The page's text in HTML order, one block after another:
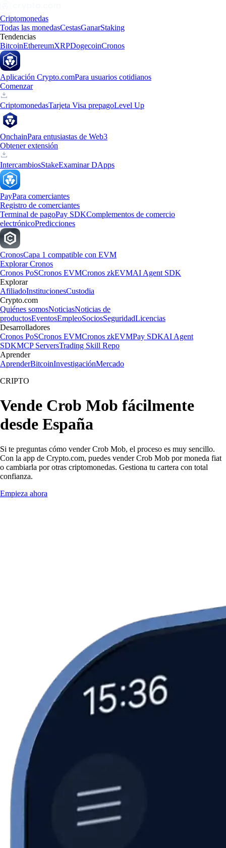
Criptomonedas
Todas las monedasCestasGanarStaking
Tendencias
BitcoinEthereumXRPDogecoinCronos
Aplicación Crypto.comPara usuarios cotidianos
Comenzar
CriptomonedasTarjeta Visa prepagoLevel Up
OnchainPara entusiastas de Web3
Obtener extensión
IntercambiosStakeExaminar DApps
PayPara comerciantes
Registro de comerciantes
Terminal de pagoPay SDKComplementos de comercio
electrónicoPredicciones
CronosCapa 1 compatible con EVM
Explorar Cronos
Cronos PoSCronos EVMCronos zkEVMAI Agent SDK
Explorar
AfiliadoInstitucionesCustodia
Crypto.com
Quiénes somosNoticiasNoticias de
productosEventosEmpleoSociosSeguridadLicencias
Desarrolladores
Cronos PoSCronos EVMCronos zkEVMPay SDKAI Agent
SDKMCP ServersTrading Skill Repo
Aprender
AprenderBitcoinInvestigaciónMercado
CRIPTO
Vende Crob Mob fácilmente
desde España
Si te preguntas cómo vender Crob Mob, el proceso es muy sencillo.
Con la app de Crypto.com, puedes vender Crob Mob por moneda fiat
o cambiarla por otras criptomonedas. Gestiona tu cartera con total
confianza.
Empieza ahora